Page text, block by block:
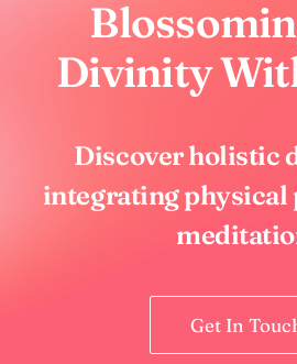
Divinity
Discover holistic
integrating physical
Get In